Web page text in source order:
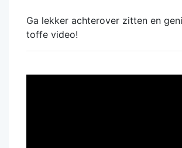
Ga lekker achterover zitten en
toffe video!